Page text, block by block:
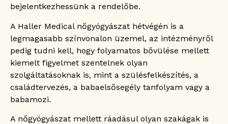
bejelentkezhessünk a rendelőbe.
A Haller Medical nőgyógyászat hétvégén is a
legmagasabb színvonalon üzemel, az intézményről
pedig tudni kell, hogy folyamatos bővülése mellett
kiemelt figyelmet szentelnek olyan
szolgáltatásoknak is, mint a szülésfelkészítés, a
családtervezés, a babaelsősegély tanfolyam vagy a
babamozi.
A nőgyógyászat mellett ráadásul olyan szakágak is